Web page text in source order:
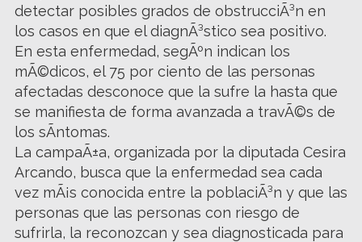
detectar posibles grados de obstrucciÃ³n en
los casos en que el diagnÃ³stico sea positivo.
En esta enfermedad, segÃºn indican los
mÃ©dicos, el 75 por ciento de las personas
afectadas desconoce que la sufre la hasta que
se manifiesta de forma avanzada a travÃ©s de
los sÃ­ntomas.
La campaÃ±a, organizada por la diputada Cesira
Arcando, busca que la enfermedad sea cada
vez mÃ¡s conocida entre la poblaciÃ³n y que las
personas que las personas con riesgo de
sufrirla, la reconozcan y sea diagnosticada para